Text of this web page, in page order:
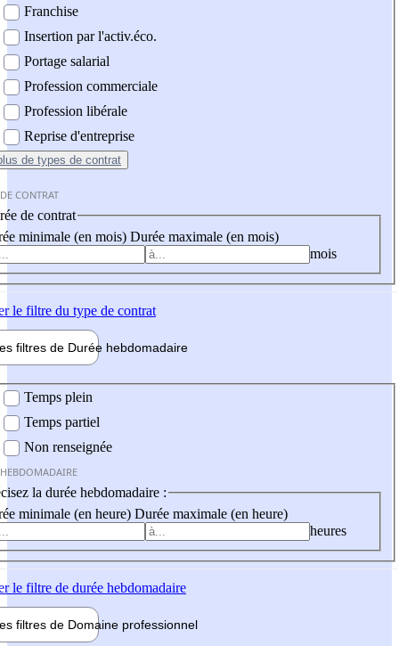
Franchise
Insertion par l'activ.éco.
Portage salarial
Profession commerciale
Profession libérale
Reprise d'entreprise
de types de contrat
CONTRAT
de contrat
minimale (en mois) Durée maximale (en mois)
mois
le filtre du type de contrat
filtres de Durée hebdomadaire
Temps plein
Temps partiel
Non renseignée
la durée hebdomadaire :
minimale (en heure) Durée maximale (en heure)
heures
le filtre de durée hebdomadaire
filtres de Domaine professionnel